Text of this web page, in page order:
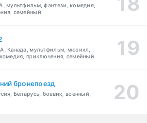
мультфильм, фэнтези, комедия,
семейный
Канада, мультфильм, мюзикл,
приключения, семейный
бронепоезд
Беларусь, боевик, военный,